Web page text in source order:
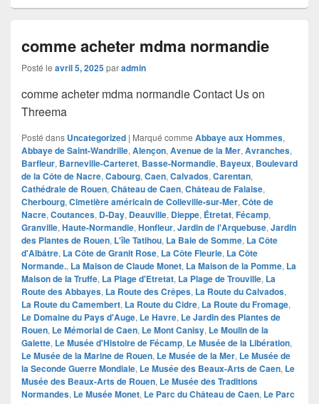
comme acheter mdma normandie
Posté le avril 5, 2025paradmin
comme acheter mdma normandie Contact Us on
Threema
Posté dans Uncategorized | Marqué comme Abbaye aux Hommes,
Abbaye de Saint-Wandrille, Alençon, Avenue de la Mer, Avranches,
Barfleur, Barneville-Carteret, Basse-Normandie, Bayeux, Boulevard
de la Côte de Nacre, Cabourg, Caen, Calvados, Carentan,
Cathédrale de Rouen, Château de Caen, Château de Falaise,
Cherbourg, Cimetière américain de Colleville-sur-Mer, Côte de
Nacre, Coutances, D-Day, Deauville, Dieppe, Étretat, Fécamp,
Granville, Haute-Normandie, Honfleur, Jardin de l'Arquebuse, Jardin
des Plantes de Rouen, L'île Tatihou, La Baie de Somme, La Côte
d'Albâtre, La Côte de Granit Rose, La Côte Fleurie, La Côte
Normande., La Maison de Claude Monet, La Maison de la Pomme, La
Maison de la Truffe, La Plage d'Etretat, La Plage de Trouville, La
Route des Abbayes, La Route des Crêpes, La Route du Calvados,
La Route du Camembert, La Route du Cidre, La Route du Fromage,
Le Domaine du Pays d'Auge, Le Havre, Le Jardin des Plantes de
Rouen, Le Mémorial de Caen, Le Mont Canisy, Le Moulin de la
Galette, Le Musée d'Histoire de Fécamp, Le Musée de la Libération,
Le Musée de la Marine de Rouen, Le Musée de la Mer, Le Musée de
la Seconde Guerre Mondiale, Le Musée des Beaux-Arts de Caen, Le
Musée des Beaux-Arts de Rouen, Le Musée des Traditions
Normandes, Le Musée Monet, Le Parc du Château de Caen, Le Parc